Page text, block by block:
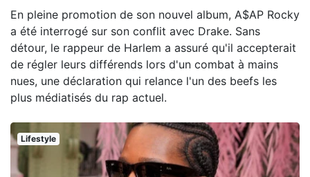
En pleine promotion de son nouvel album, A$AP Rocky
a été interrogé sur son conflit avec Drake. Sans
détour, le rappeur de Harlem a assuré qu'il accepterait
de régler leurs différends lors d'un combat à mains
nues, une déclaration qui relance l'un des beefs les
plus médiatisés du rap actuel.
Lifestyle